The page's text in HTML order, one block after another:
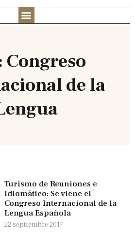
Congreso
de la
Turismo de Reuniones e
Idiomático: Se viene el
Congreso Internacional de la
Lengua Española
22 septiembre 2017